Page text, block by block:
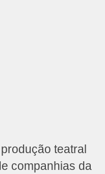
teatral
companhias da